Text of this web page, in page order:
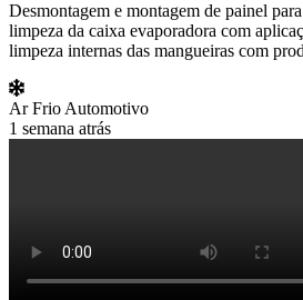
Desmontagem e montagem de painel
limpeza da caixa evaporadora com
limpeza internas das mangueiras com
Ar Frio Automotivo
1 semana atrás